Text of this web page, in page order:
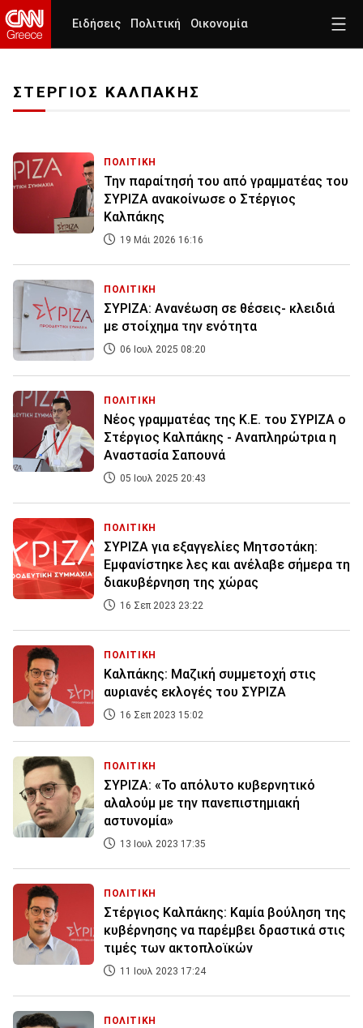
Ειδήσεις Πολιτική Οικονομία
ΣΤΕΡΓΙΟΣ ΚΑΛΠΑΚΗΣ
ΠΟΛΙΤΙΚΗ
Την παραίτησή του από γραμματέας του
ΣΥΡΙΖΑ ανακοίνωσε ο Στέργιος
Καλπάκης
19 Μάι 2026 16:16
ΠΟΛΙΤΙΚΗ
ΣΥΡΙΖΑ: Ανανέωση σε θέσεις- κλειδιά
με στοίχημα την ενότητα
06 Ιουλ 2025 08:20
ΠΟΛΙΤΙΚΗ
Νέος γραμματέας της Κ.Ε. του ΣΥΡΙΖΑ ο
Στέργιος Καλπάκης - Αναπληρώτρια η
Αναστασία Σαπουνά
05 Ιουλ 2025 20:43
ΠΟΛΙΤΙΚΗ
ΣΥΡΙΖΑ για εξαγγελίες Μητσοτάκη:
Εμφανίστηκε λες και ανέλαβε σήμερα τη
διακυβέρνηση της χώρας
16 Σεπ 2023 23:22
ΠΟΛΙΤΙΚΗ
Καλπάκης: Μαζική συμμετοχή στις
αυριανές εκλογές του ΣΥΡΙΖΑ
16 Σεπ 2023 15:02
ΠΟΛΙΤΙΚΗ
ΣΥΡΙΖΑ: «Το απόλυτο κυβερνητικό
αλαλούμ με την πανεπιστημιακή
αστυνομία»
13 Ιουλ 2023 17:35
ΠΟΛΙΤΙΚΗ
Στέργιος Καλπάκης: Καμία βούληση της
κυβέρνησης να παρέμβει δραστικά στις
τιμές των ακτοπλοϊκών
11 Ιουλ 2023 17:24
ΠΟΛΙΤΙΚΗ